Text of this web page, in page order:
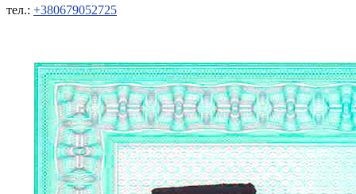
Кадрові зміни
Працевлаштування
Все про УТОГ: ваші права, послуги та підтримка:
Важлива інформація
Благодійні справи
Історія глухих
Коронавірус
Брифінги
Корисні інформаційні матеріали від Т. Ломакіної
Офіційна інформація
Про УТОГ
тел.: +380679052725